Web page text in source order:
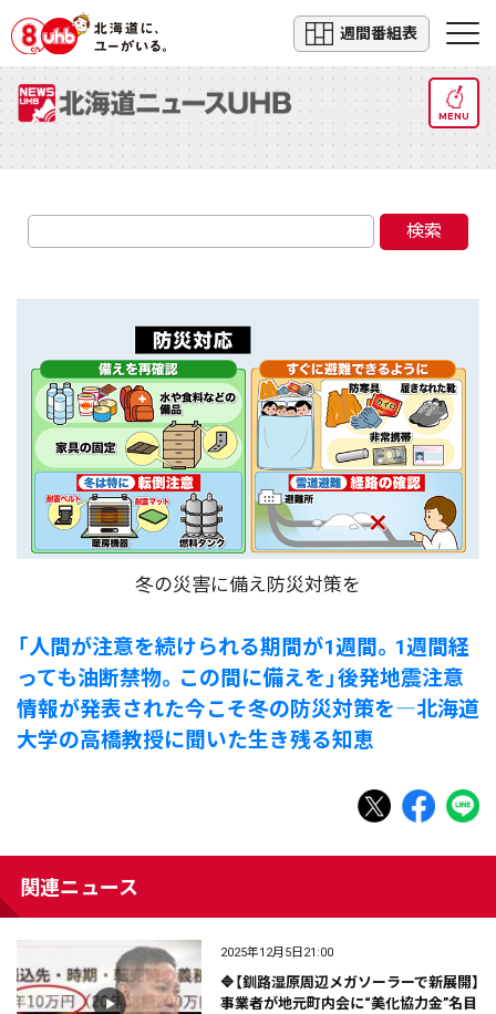
週間番組表
MENU
検索
冬の災害に備え防災対策を
「人間が注意を続けられる期間が1週間。1週間経
っても油断禁物。この間に備えを」後発地震注意
情報が発表された今こそ冬の防災対策を―北海道
大学の高橋教授に聞いた生き残る知恵
関連ニュース
2025年12月5日21:00
🔷【釧路湿原周辺メガソーラーで新展開】
事業者が地元町内会に“美化協力金”名目